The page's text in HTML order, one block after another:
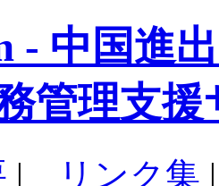
- 中国進
管理支援
| リンク集